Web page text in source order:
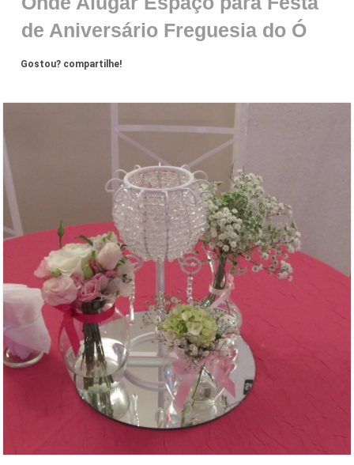
de Aniversário Freguesia do Ó
Gostou? compartilhe!